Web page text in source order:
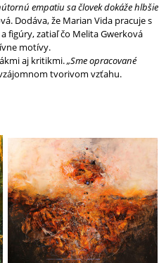
empatiu sa človek dokáže hlbšie
Dodáva, že Marian Vida pracuje s
figúry, zatiaľ čo Melita Gwerková
motívy.
aj kritikmi.„Sme opracované
tvorivom vzťahu.